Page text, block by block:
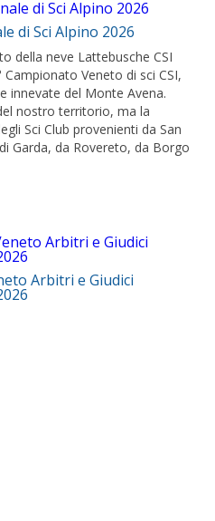
di Sci Alpino 2026
della neve Lattebusche CSI
Veneto di sci CSI,
innevate del Monte Avena.
nostro territorio, ma la
Sci Club provenienti da San
Garda, da Rovereto, da Borgo
Arbitri e Giudici